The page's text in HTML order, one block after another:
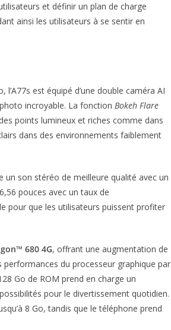
et définir un plan de charge
ainsi les utilisateurs à se sentir en
est équipé d’une double caméra AI
incroyable. La fonction Bokeh Flare
points lumineux et riches comme dans
dans des environnements faiblement
un son stéréo de meilleure qualité avec un
pouces avec un taux de
pour que les utilisateurs puissent profiter
680 4G, offrant une augmentation de
du processeur graphique par
Go de ROM prend en charge un
pour le divertissement quotidien.
8 Go, tandis que le téléphone prend